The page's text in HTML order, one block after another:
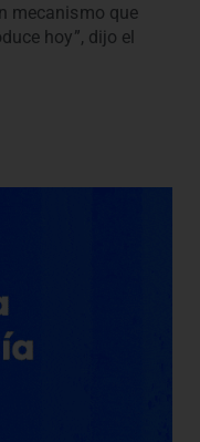
mecanismo que
hoy”, dijo el